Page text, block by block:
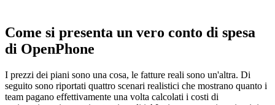
Come si presenta un vero conto di spesa
di OpenPhone
I prezzi dei piani sono una cosa, le fatture reali sono un'altra. Di
seguito sono riportati quattro scenari realistici che mostrano quanto i
team pagano effettivamente una volta calcolati i costi di